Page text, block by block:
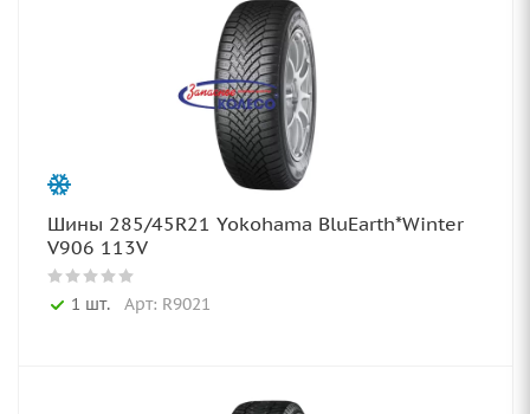
Шины 285/45R21 Yokohama BluEarth*Winter
V906 113V
1 шт. Арт: R9021